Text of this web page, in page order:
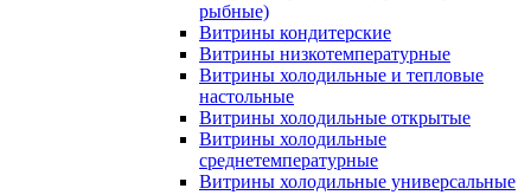
рыбные)
Витрины кондитерские
Витрины низкотемпературные
Витрины холодильные и тепловые
настольные
Витрины холодильные открытые
Витрины холодильные
среднетемпературные
Витрины холодильные универсальные